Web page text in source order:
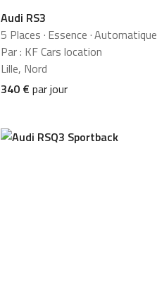
Audi RS3
5 Places · Essence ·Automatique
Par : KF Cars location
Lille, Nord
340 € par jour